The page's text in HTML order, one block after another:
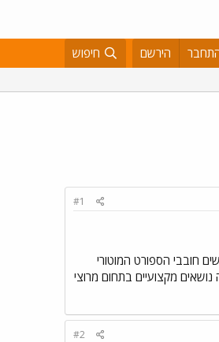
הירשם חיפוש
#1
חובבי הספורט המוטורי
מקצועיים בתחום מרוצי
#2